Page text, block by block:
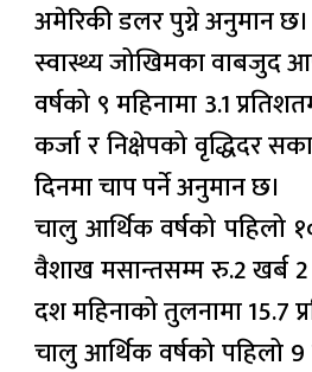
अमेरिकी डलर पुग्ने अनुमान
स्वास्थ्य जोखिमका वाबजुद
वर्षको ९ महिनामा 3.1
कर्जा र निक्षेपको वृद्धिदर
दिनमा चाप पर्ने अनुमान छ।
चालु आर्थिक वर्षको पहिलो
वैशाख मसान्तसम्म रु.2 खर्ब 2
दश महिनाको तुलनामा 15.7
चालु आर्थिक वर्षको पहिलो